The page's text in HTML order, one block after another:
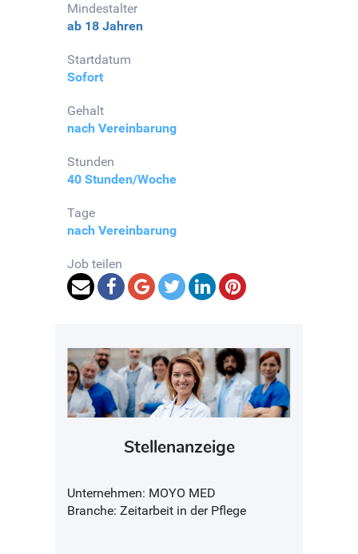
Mindestalter
ab 18 Jahren
Startdatum
Sofort
Gehalt
nach Vereinbarung
Stunden
40 Stunden/Woche
Tage
nach Vereinbarung
Job teilen
Stellenanzeige
Unternehmen: MOYO MED
Branche: Zeitarbeit in der Pflege